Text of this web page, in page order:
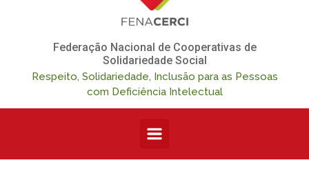
Federação Nacional de Cooperativas de
Solidariedade Social
Respeito, Solidariedade, Inclusão para as Pessoas
com Deficiência Intelectual